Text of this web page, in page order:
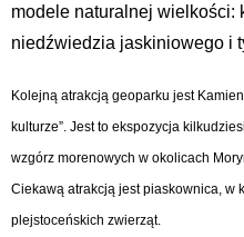
modele naturalnej wielkości:
niedźwiedzia jaskiniowego i
Kolejną atrakcją geoparku jest
kulturze”. Jest to ekspozycja
wzgórz morenowych w okolicach
Ciekawą atrakcją jest piaskownica, w
plejstoceńskich zwierząt.